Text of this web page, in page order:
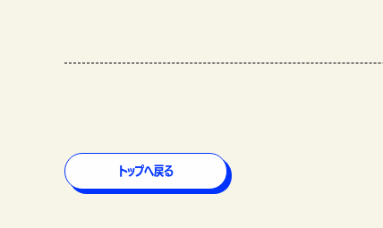
トップへ戻る